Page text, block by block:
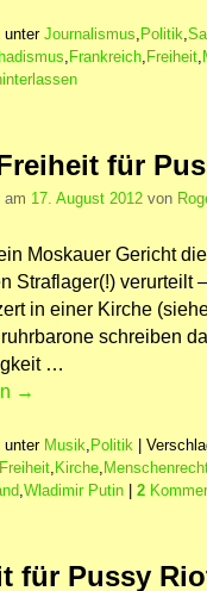
unter Journalismus Politik
Frankreich Freiheit
für
am 17. August 2012 von
Moskauer Gericht
Straflager(!) verurteilt
in einer Kirche
schreiben
…
→
unter Musik, Politik
Freiheit, Kirche,
,Wladimir Putin 2
für Pussy